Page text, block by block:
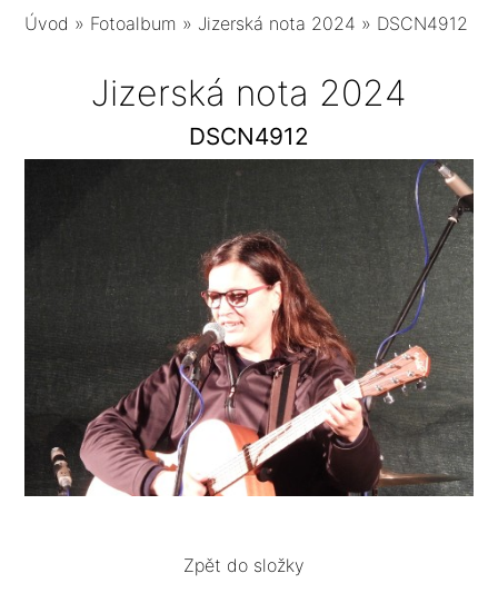
Úvod » Fotoalbum » Jizerská nota 2024 » DSCN4912
Jizerská nota 2024
DSCN4912
Zpět do složky